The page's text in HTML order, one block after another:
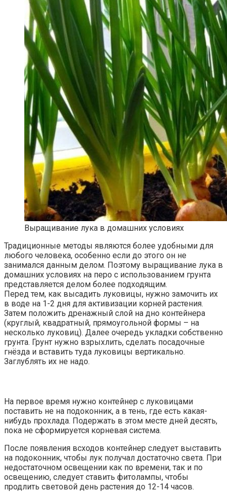
Выращивание лука в домашних условиях
Традиционные методы являются более удобными для
любого человека, особенно если до этого он не
занимался данным делом. Поэтому выращивание лука в
домашних условиях на перо с использованием грунта
представляется делом более подходящим.
Перед тем, как высадить луковицы, нужно замочить их
в воде на 1-2 дня для активизации корней растения.
Затем положить дренажный слой на дно контейнера
(круглый, квадратный, прямоугольной формы – на
несколько луковиц). Далее очередь укладки собственно
грунта. Грунт нужно взрыхлить, сделать посадочные
гнёзда и вставить туда луковицы вертикально.
Заглублять их не надо.
На первое время нужно контейнер с луковицами
поставить не на подоконник, а в тень, где есть какая-
нибудь прохлада. Подержать в этом месте дней десять,
пока не сформируется корневая система.
После появления всходов контейнер следует выставить
на подоконник, чтобы лук получал достаточно света. При
недостаточном освещении как по времени, так и по
освещению, следует ставить фитолампы, чтобы
продлить световой день растения до 12-14 часов.